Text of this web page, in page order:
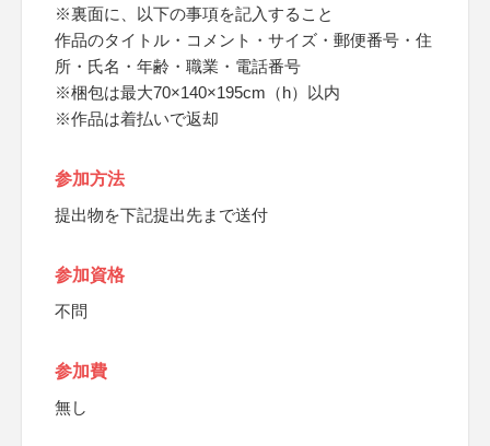
※裏面に、以下の事項を記入すること
作品のタイトル・コメント・サイズ・郵便番号・住
所・氏名・年齢・職業・電話番号
※梱包は最大70×140×195cm（h）以内
※作品は着払いで返却
参加方法
提出物を下記提出先まで送付
参加資格
不問
参加費
無し